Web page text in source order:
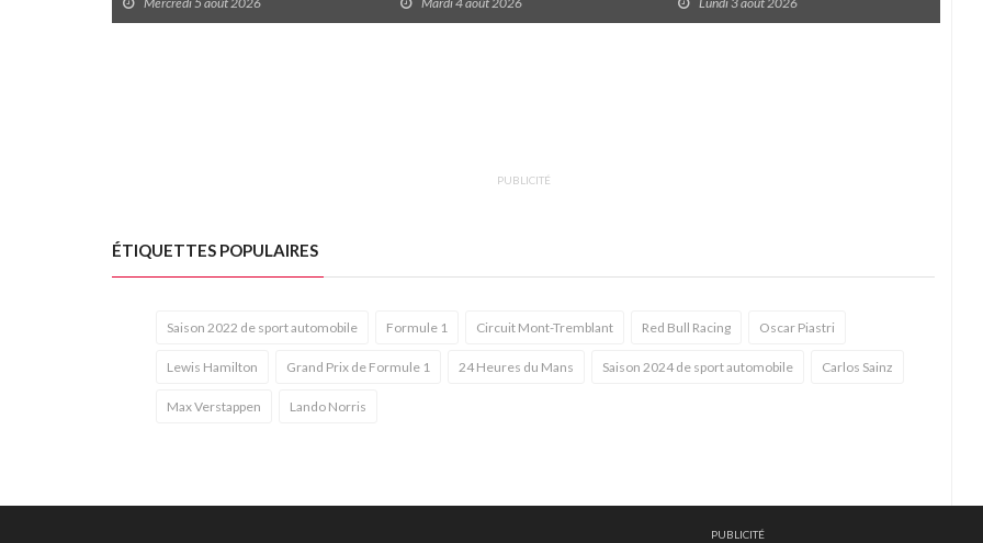
PUBLICITÉ
ÉTIQUETTES POPULAIRES
Saison 2022 de sport automobile Formule 1 Circuit Mont-Tremblant Red Bull Racing Oscar Piastri
Lewis Hamilton Grand Prix de Formule 1 24 Heures du Mans Saison 2024 de sport automobile Carlos Sainz
Max Verstappen Lando Norris
PUBLICITÉ